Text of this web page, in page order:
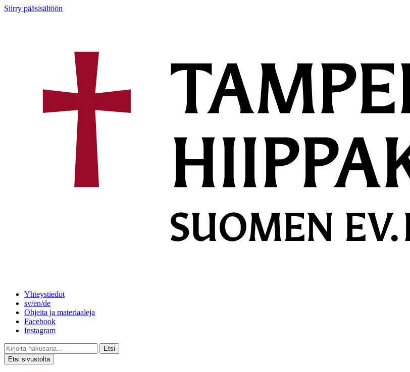
Siirry pääsisältöön
Yhteystiedot
sv/en/de
Ohjeita ja materiaaleja
Facebook
Instagram
Etsi
Etsi sivustolta